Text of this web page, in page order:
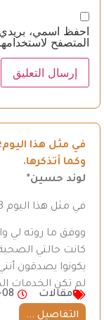
احفظ اسمي، بريدي
المتصفح
في مثل هذا
وكما أتذكرها.
لوند حسين*
في مثل هذا اليوم 8 آب 1964، كان يوم قدومي إلى هذه الدنيا.
ووفق ما روته لي
كانت حالتي
يكونوا يصدقون
لم تكن الخدمات
مقالات
التفاصيل ...